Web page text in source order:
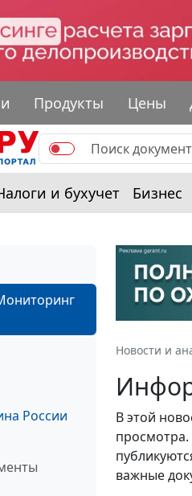
Продукты Цены
и бухучет Бизнес
России
Новости и
В этой
просмотра.
важные